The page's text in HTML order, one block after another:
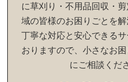
に草刈り・不用品回収・
域の皆様のお困りごとを解
丁寧な対応と安心できる
おりますので、小さなお
にご相談くだ